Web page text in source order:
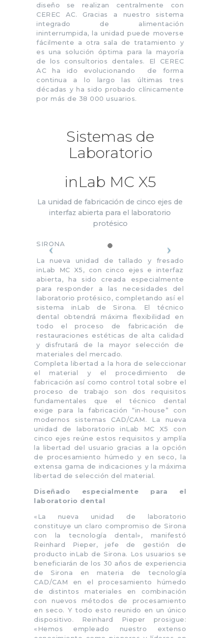
diseño se realizan centralmente con
CEREC AC. Gracias a nuestro sistema
integrado de alimentación
ininterrumpida, la unidad puede moverse
fácilmente a otra sala de tratamiento y
es una solución óptima para la mayoría
de los consultorios dentales. El CEREC
AC ha ido evolucionando de forma
continua a lo largo las últimas tres
décadas y ha sido probado clínicamente
por más de 38 000 usuarios.
Sistemas de
Laboratorio
inLab MC X5
La unidad de fabricación de cinco ejes de
interfaz abierta para el laboratorio
protésico
SIRONA
La nueva unidad de tallado y fresado
inLab MC X5, con cinco ejes e interfaz
abierta, ha sido creada especialmente
para responder a las necesidades del
laboratorio protésico, completando así el
sistema inLab de Sirona. El técnico
dental obtendrá máxima flexibilidad en
todo el proceso de fabricación de
restauraciones estéticas de alta calidad
y disfrutará de la mayor selección de
materiales del mercado.
Completa libertad a la hora de seleccionar
el material y el procedimiento de
fabricación así como control total sobre el
proceso de trabajo son dos requisitos
fundamentales que el técnico dental
exige para la fabricación “in-house” con
modernos sistemas CAD/CAM. La nueva
unidad de laboratorio inLab MC X5 con
cinco ejes reúne estos requisitos y amplía
la libertad del usuario gracias a la opción
de procesamiento húmedo y en seco, la
extensa gama de indicaciones y la máxima
libertad de selección del material.
Diseñado especialmente para el
laboratorio dental
«La nueva unidad de laboratorio
constituye un claro compromiso de Sirona
con la tecnología dental», manifestó
Reinhard Pieper, jefe de gestión de
producto inLab de Sirona. Los usuarios se
beneficiarán de los 30 años de experiencia
de Sirona en materia de tecnología
CAD/CAM en el procesamiento húmedo
de distintos materiales en combinación
con nuevos métodos de procesamiento
en seco. Y todo esto reunido en un único
dispositivo. Reinhard Pieper prosigue:
«Hemos empleado nuestro extenso